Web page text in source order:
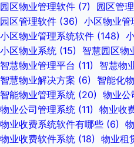
园区物业管理软件 (7) 园区管
园区管理软件 (36) 小区物业管
小区物业管理系统软件 (148)
小区物业系统 (15) 智慧园区物
智慧物业管理平台 (11) 智慧物
智慧物业解决方案 (6) 智能化
智能物业管理系统 (20) 物业公
物业公司管理系统 (11) 物业收
物业收费系统软件有哪些 (6)
物业收费软件系统 (18) 物业租